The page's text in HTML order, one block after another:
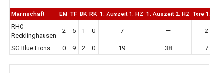
Mannschaft EM TF BK RK 1. Auszeit 1. HZ 1. Auszeit 2. HZ Tore 1.
RHC
Recklinghausen
2 5 1 0 7 — 2
SG Blue Lions 0 9 2 0 19 38 7